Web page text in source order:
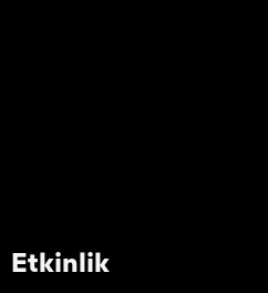
Etkinlik